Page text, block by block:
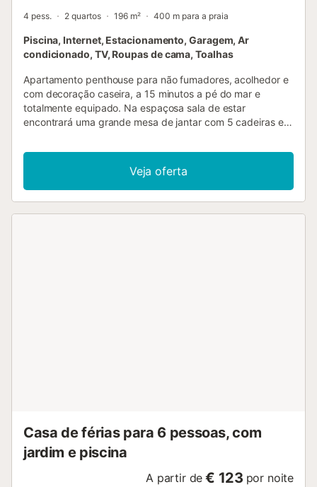
4 pess. 2 quartos 196 m² 400 m para a praia
Piscina, Internet, Estacionamento, Garagem, Ar
condicionado, TV, Roupas de cama, Toalhas
Apartamento penthouse para não fumadores, acolhedor e
com decoração caseira, a 15 minutos a pé do mar e
totalmente equipado. Na espaçosa sala de estar
encontrará uma grande mesa de jantar com 5 cadeiras e
ventoinha de teto com candeeiro e comando, DVD e
televisão com mais de 180 canais internacionais, incluindo
inglês, alemão, francês e espanhol. O apartamento está
equipado com duas persianas elétricas e duas manuais, ar
estacionamento na garagem. Esta área é conhecida por
ter uma das praias mais bonitas da Costa del Sol. Em
Playa Las D...
Veja oferta
Casa de férias para 6 pessoas, com
jardim e piscina
A partir de € 123 por noite